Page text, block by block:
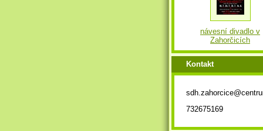
návesní divadlo v
Zahorčicích
Kontakt
732675169